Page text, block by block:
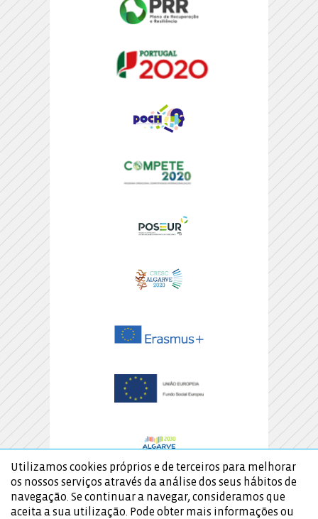
Utilizamos cookies próprios e de terceiros para melhorar
os nossos serviços através da análise dos seus hábitos de
navegação. Se continuar a navegar, consideramos que
aceita a sua utilização. Pode obter mais informações ou